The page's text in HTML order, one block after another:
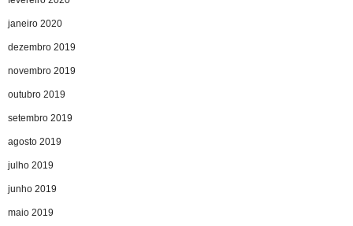
janeiro 2020
dezembro 2019
novembro 2019
outubro 2019
setembro 2019
agosto 2019
julho 2019
junho 2019
maio 2019